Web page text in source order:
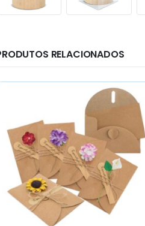
RELACIONADOS
ESGOTADO